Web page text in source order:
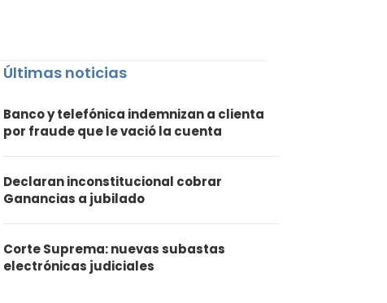
Últimas noticias
Banco y telefónica indemnizan a clienta
por fraude que le vació la cuenta
Declaran inconstitucional cobrar
Ganancias a jubilado
Corte Suprema: nuevas subastas
electrónicas judiciales